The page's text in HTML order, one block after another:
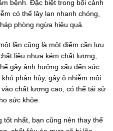
bệnh. Đặc biệt trong bối cảnh
có thể lây lan nhanh chóng,
phòng ngừa hiệu quả.
lần cũng là một điểm cần lưu
liệu nhựa kém chất lượng,
gây ảnh hưởng xấu đến sức
phân hủy, gây ô nhiễm môi
chất lượng cao, có thể tái sử
sức khỏe.
nhất, bạn cũng nên thay thế